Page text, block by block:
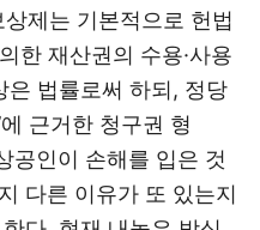
제는 기본적으로 헌법
한 재산권의 수용·사용
은 법률로써 하되, 정당
근거한 청구권 형
공인이 손해를 입은 것
다른 이유가 또 있는지